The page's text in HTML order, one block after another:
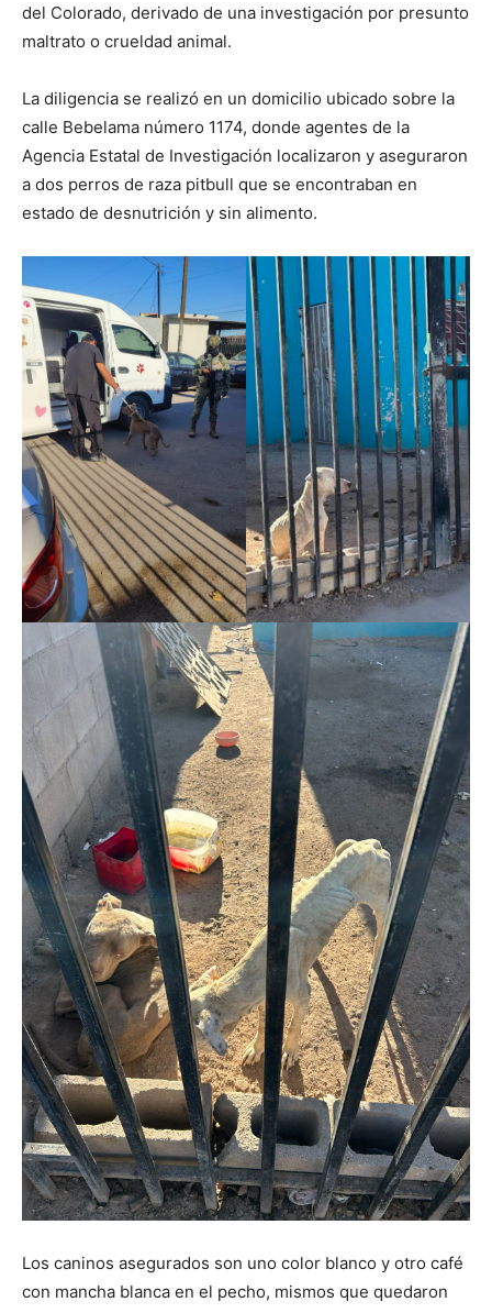
del Colorado, derivado de una investigación por presunto
maltrato o crueldad animal.
La diligencia se realizó en un domicilio ubicado sobre la
calle Bebelama número 1174, donde agentes de la
Agencia Estatal de Investigación localizaron y aseguraron
a dos perros de raza pitbull que se encontraban en
estado de desnutrición y sin alimento.
Los caninos asegurados son uno color blanco y otro café
con mancha blanca en el pecho, mismos que quedaron